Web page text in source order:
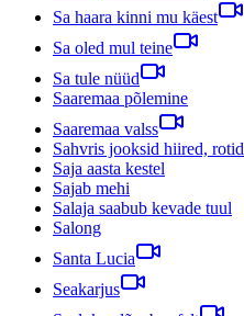
Sa haara kinni mu käest
Sa oled mul teine
Sa tule nüüd
Saaremaa põlemine
Saaremaa valss
Sahvris jooksid hiired, rotid
Saja aasta kestel
Sajab mehi
Salaja saabub kevade tuul
Salong
Santa Lucia
Seakarjus